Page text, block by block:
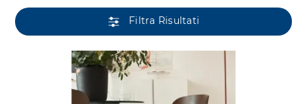
Filtra Risultati